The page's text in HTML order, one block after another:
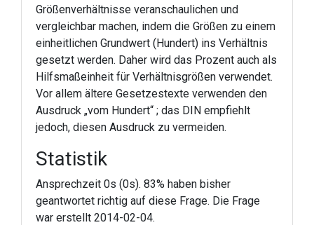
Größenverhältnisse veranschaulichen und
vergleichbar machen, indem die Größen zu einem
einheitlichen Grundwert (Hundert) ins Verhältnis
gesetzt werden. Daher wird das Prozent auch als
Hilfsmaßeinheit für Verhältnisgrößen verwendet.
Vor allem ältere Gesetzestexte verwenden den
Ausdruck „vom Hundert“ ; das DIN empfiehlt
jedoch, diesen Ausdruck zu vermeiden.
Statistik
Ansprechzeit 0s (0s). 83% haben bisher
geantwortet richtig auf diese Frage. Die Frage
war erstellt 2014-02-04.